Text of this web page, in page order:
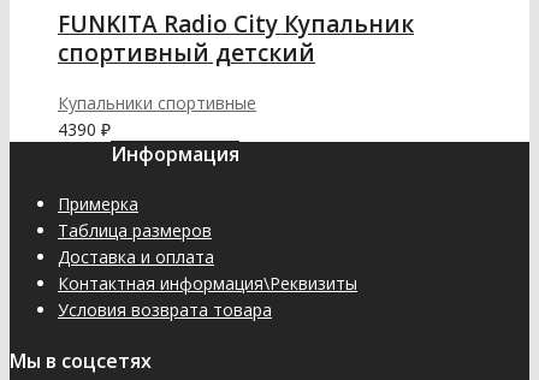
FUNKITA Radio City Купальник
спортивный детский
Купальники спортивные
4390 ₽
Информация
Примерка
Таблица размеров
Доставка и оплата
Контактная информация\Реквизиты
Условия возврата товара
Мы в соцсетях